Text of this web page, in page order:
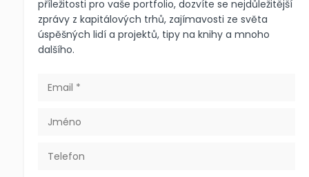
příležitosti pro vaše portfolio, dozvíte se nejdůležitější
zprávy z kapitálových trhů, zajímavosti ze světa
úspěšných lidí a projektů, tipy na knihy a mnoho
dalšího.